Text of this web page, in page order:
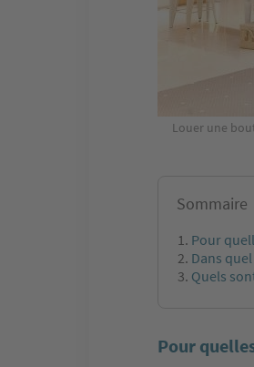
Louer une
Sommaire
Pour
Dans
Quels
Pour